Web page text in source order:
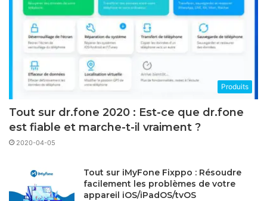
Produits
Tout sur dr.fone 2020 : Est-ce que dr.fone
est fiable et marche-t-il vraiment ?
2020-04-05
Tout sur iMyFone Fixppo : Résoudre
facilement les problèmes de votre
appareil iOS/iPadOS/tvOS